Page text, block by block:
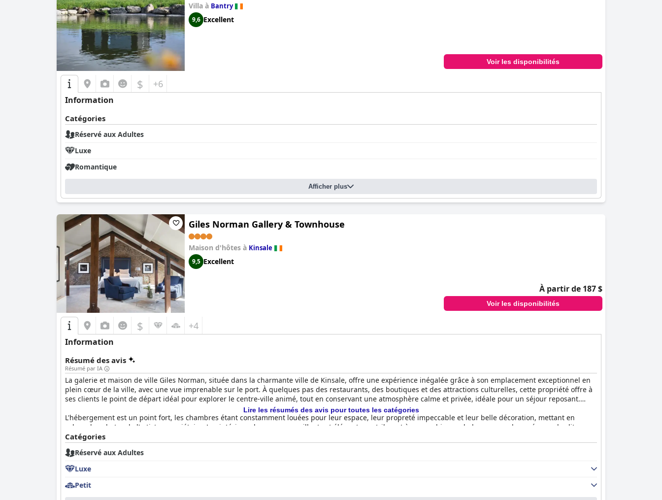
Villa à Bantry
9,6 Excellent
Voir les disponibilités
$ +6
Information
Catégories
Réservé aux Adultes
Luxe
Romantique
Afficher plus
Giles Norman Gallery & Townhouse
Maison d'hôtes à Kinsale
9,5 Excellent
À partir de 187 $
Voir les disponibilités
$ +4
Information
Résumé des avis
Résumé par IA
La galerie et maison de ville Giles Norman, située dans la charmante ville de Kinsale, offre une expérience inégalée grâce à son emplacement exceptionnel en
plein cœur de la ville, avec une vue imprenable sur le port. À quelques pas des restaurants, des boutiques et des attractions culturelles, cette propriété offre à
ses clients le point de départ idéal pour explorer le centre-ville animé, tout en conservant une atmosphère calme et privée, idéale pour un séjour reposant.
L'hébergement est un point fort, les chambres étant constamment louées pour leur espace, leur propreté impeccable et leur belle décoration, mettant en
valeur des photos de l'artiste propriétaire. Les intérieurs luxueux, accueillants et élégants contribuent à une ambiance chaleureuse, rehaussée par des lits
confortables et des équipements bien aménagés comme des machines à expresso et des réfrigérateurs bien garnis. Chaque détail est soigneusement étudié,
donnant l'impression d'un séjour dans un hôtel 5 étoiles.
La propreté est un aspect remarquable, les clients louant à plusieurs reprises les chambres et les espaces communs, impeccables et bien entretenus. Le design
luxueux mais moderne, combiné à l'atmosphère accueillante créée par le personnel, ajoute à l'attrait général. En parlant du personnel, il est célébré pour son
service exceptionnel, sa gentillesse et sa serviabilité. Les propriétaires, Giles et Catherine, sont particulièrement appréciés pour leur gentillesse et leur nature
Lire les résumés des avis pour toutes les catégories
Catégories
Réservé aux Adultes
Luxe
Petit